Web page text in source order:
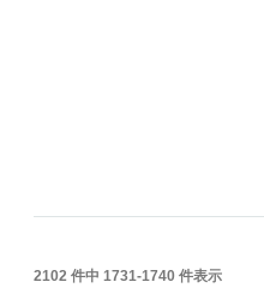
2102 件中 1731-1740 件表示